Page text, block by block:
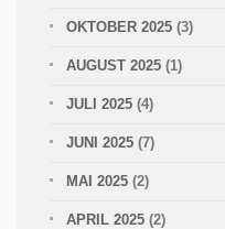
OKTOBER 2025 (3)
AUGUST 2025 (1)
JULI 2025 (4)
JUNI 2025 (7)
MAI 2025 (2)
APRIL 2025 (2)